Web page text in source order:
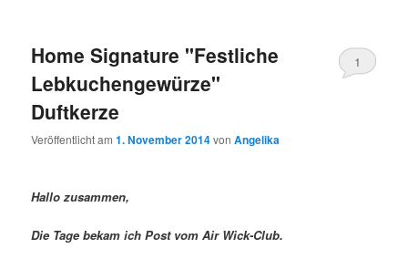
Home Signature "Festliche
Lebkuchengewürze"
Duftkerze
Veröffentlicht am1. November 2014vonAngelika
1
Hallo zusammen,
Die Tage bekam ich Post vom Air Wick-Club.